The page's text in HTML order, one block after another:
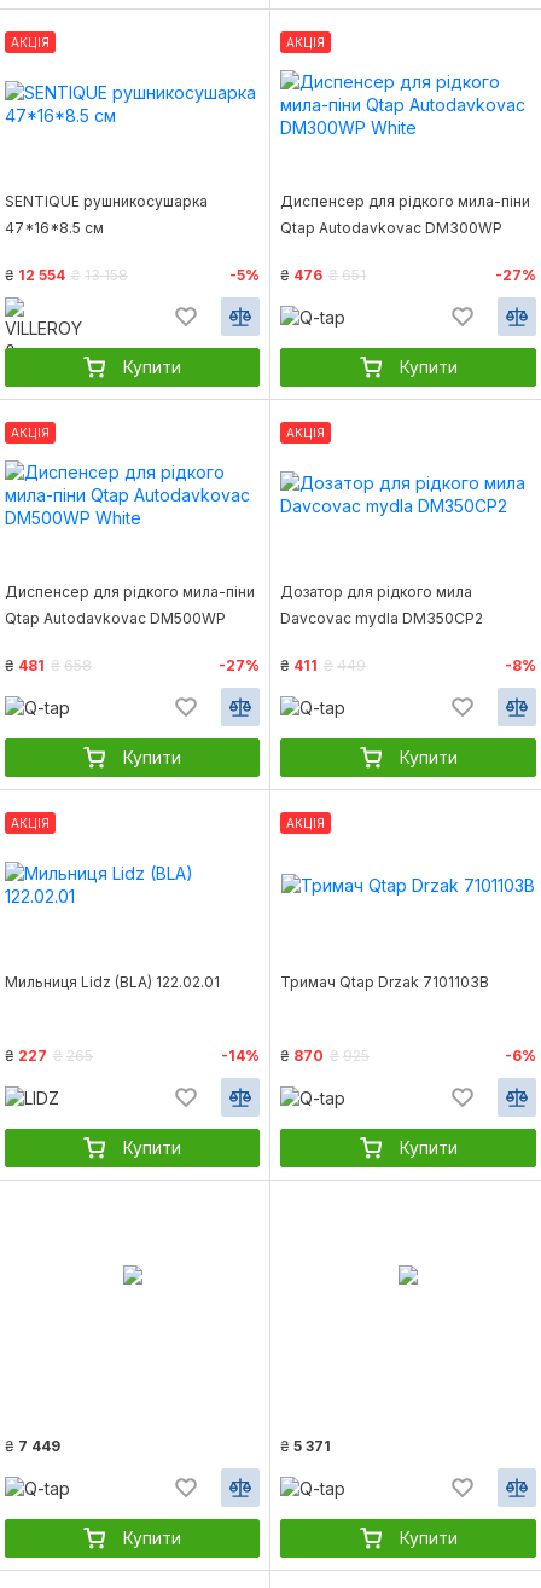
АКЦІЯ
SENTIQUE рушникосушарка
47*16*8.5 см
₴ 12 554 ₴ 13 158 -5%
Купити
АКЦІЯ
Диспенсер для рідкого мила-піни
Qtap Autodavkovac DM300WP
₴ 476 ₴ 651 -27%
Купити
АКЦІЯ
Диспенсер для рідкого мила-піни
Qtap Autodavkovac DM500WP
₴ 481 ₴ 658 -27%
Купити
АКЦІЯ
Дозатор для рідкого мила
Davcovac mydla DM350CP2
₴ 411 ₴ 449 -8%
Купити
АКЦІЯ
Мильниця Lidz (BLA) 122.02.01
₴ 227 ₴ 265 -14%
Купити
АКЦІЯ
Тримач Qtap Drzak 7101103B
₴ 870 ₴ 925 -6%
Купити
₴ 7 449
Купити
₴ 5 371
Купити